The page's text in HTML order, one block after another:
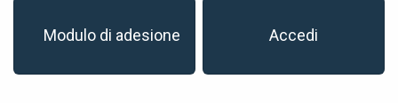
Modulo di adesione Accedi